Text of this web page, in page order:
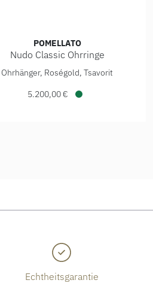
Preis: 7.200,00 €
POMELLATO
Nudo Classic Ohrringe
Nudo Classic Ohrringe, Ref:
Ohrhänger, Roségold, Tsavorit
5.200,00 €
Echtheitsgarantie